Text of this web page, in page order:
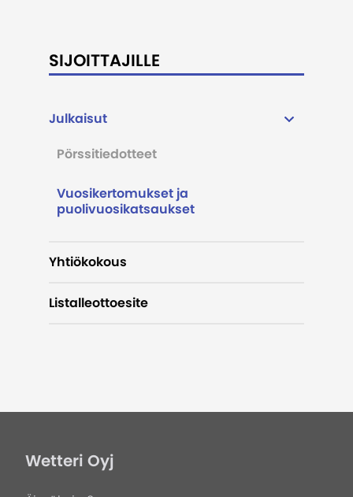
SIJOITTAJILLE
Julkaisut
Pörssitiedotteet
Vuosikertomukset ja
puolivuosikatsaukset
Yhtiökokous
Listalleottoesite
Wetteri Oyj